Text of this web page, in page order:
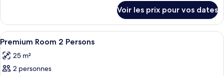
max.
4
persons
(with
unlimited
le
type
de
Premium
Room
Voir les prix pour vos dates
Afficher
toutes
les
photos
Une chambre d’hôtel avec un
5
Premium Room 2 Persons
25 m²
2 personnes